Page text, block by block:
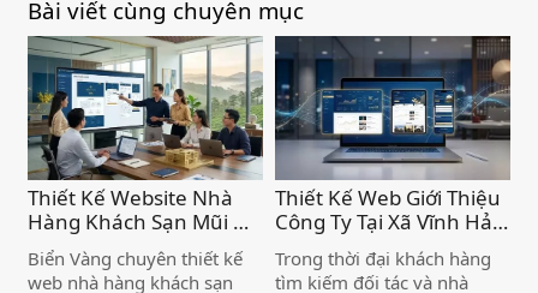
Bài viết cùng chuyên mục
Thiết Kế Website Nhà
Hàng Khách Sạn Mũi Né
– Chuyên Nghiệp, Chức
Năng Đặt Phòng Trực
Biển Vàng chuyên thiết kế
web nhà hàng khách sạn
Thiết Kế Web Giới Thiệu
Công Ty Tại Xã Vĩnh Hảo
– Nâng Tầm Thương
Hiệu Doanh Nghiệp )
Trong thời đại khách hàng
tìm kiếm đối tác và nhà